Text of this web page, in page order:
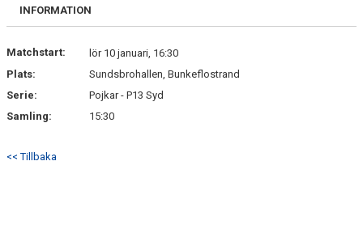
BILDGALLERI
KONTAKT
INFORMATION
Matchstart:
lör 10 januari, 16:30
Plats:
Sundsbrohallen, Bunkeflostrand
Serie:
Pojkar - P13 Syd
Samling:
15:30
<< Tillbaka